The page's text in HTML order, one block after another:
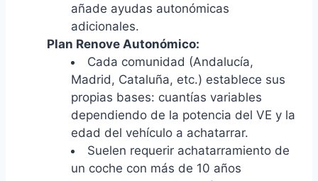
añade ayudas autonómicas
adicionales.
Plan Renove Autonómico:
Cada comunidad (Andalucía,
Madrid, Cataluña, etc.) establece sus
propias bases: cuantías variables
dependiendo de la potencia del VE y la
edad del vehículo a achatarrar.
Suelen requerir achatarramiento de
un coche con más de 10 años